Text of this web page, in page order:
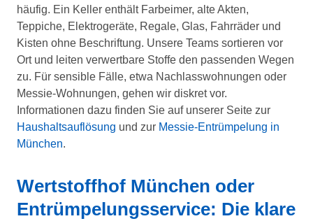
häufig. Ein Keller enthält Farbeimer, alte Akten,
Teppiche, Elektrogeräte, Regale, Glas, Fahrräder und
Kisten ohne Beschriftung. Unsere Teams sortieren vor
Ort und leiten verwertbare Stoffe den passenden Wegen
zu. Für sensible Fälle, etwa Nachlasswohnungen oder
Messie-Wohnungen, gehen wir diskret vor.
Informationen dazu finden Sie auf unserer Seite zur
Haushaltsauflösung und zur Messie-Entrümpelung in
München.
Wertstoffhof München oder
Entrümpelungsservice: Die klare